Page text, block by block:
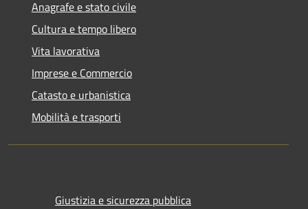
Anagrafe e stato civile
Cultura e tempo libero
Vita lavorativa
Imprese e Commercio
Catasto e urbanistica
Mobilità e trasporti
Giustizia e sicurezza pubblica